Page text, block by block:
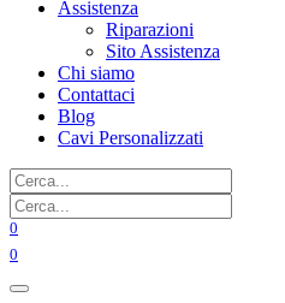
Assistenza
Riparazioni
Sito Assistenza
Chi siamo
Contattaci
Blog
Cavi Personalizzati
0
0